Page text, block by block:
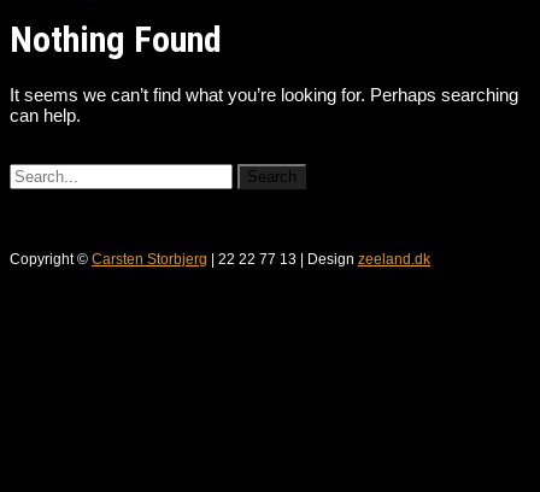
Nothing Found
It seems we can’t find what you’re looking for. Perhaps searching
can help.
Copyright © Carsten Storbjerg | 22 22 77 13 | Design zeeland.dk